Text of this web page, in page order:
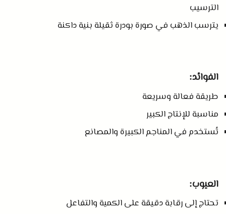
الترسيب
يترسب الذهب في صورة بودرة ثقيلة بنية داكنة
الفوائد:
طريقة فعالة وسريعة
مناسبة للإنتاج الكبير
تُستخدم في المناجم الكبيرة والمصانع
العيوب:
تحتاج إلى رقابة دقيقة على الكمية والتفاعل